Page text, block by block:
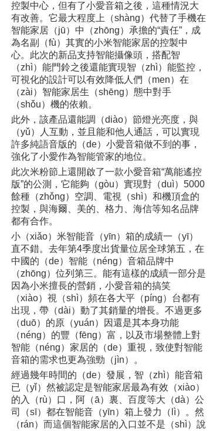
控製中心，但有了小愛音箱之後，這種情況大
有改善。它最大程度上（shàng）代替了手機在
智能家居（jū）中（zhōng）承擔的“責任”，成
為名副（fù）其實的小米智能家居的控製中
心。此次的新品支持智能攝像頭，搭配智
（zhì）能門鈴之後還能實現智（zhì）能監控，
可視化的設計可以有效降低人們（men）在
（zài）智能家居生（shēng）態中對手
（shǒu）機的依賴。
此外，該產品還能調（diào）節燈光亮度，與
（yǔ）人互動，並且能和他人通話，可以實現
許多純語音版的（de）小愛音箱做不到的事，
強化了小愛作為智能管家的地位。
此次米粉節上還開啟了一款小愛音箱“萬能遙控
版”的公測，它能夠（gòu）實現對（duì）5000
餘種（zhǒng）空調、電視（shì）和機頂盒的
控製，與海爾、美的、格力、海信等知名品牌
都有合作。
小（xiǎo）米智能音（yīn）箱的成績一（yī）
直不錯。去年第4季度出貨量位居全球第五，在
中國的（de）智能（néng）音箱品牌中
（zhōng）位列第三。能有這樣的成績一部分是
因為小米擅長的營銷，小愛音箱的搞笑
（xiào）視（shì）頻在各大平（píng）台都有
出現，帶（dài）動了其銷量的增長。不過更多
（duō）的原（yuán）因還是其本身功能
（néng）的豐（fēng）富，以及市場整體上對
智能（néng）家居的（de）重視，致使對智能
音箱的需求也更為強勁（jìn）。
經過幾年時間的（de）發展，智（zhì）能音箱
已（yǐ）然被認定是智能家居最為有效（xiào）
的入（rù）口，阿（ā）裏、百度等大（dà）公
司（sī）都在智能音（yīn）箱上發力（lì）。然
（rán）而這個智能家居的入口並不是（shì）說